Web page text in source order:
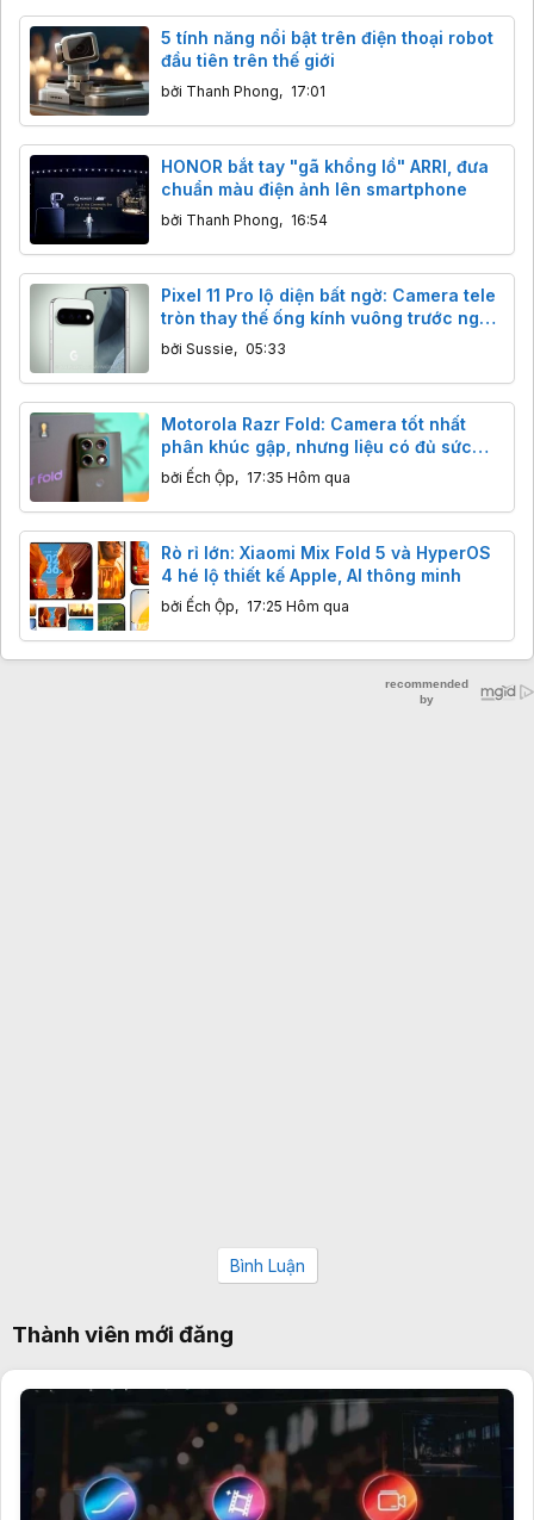
5 tính năng nổi bật trên điện thoại robot
đầu tiên trên thế giới
bởi Thanh Phong, 17:01
HONOR bắt tay "gã khổng lồ" ARRI, đưa
chuẩn màu điện ảnh lên smartphone
bởi Thanh Phong, 16:54
Pixel 11 Pro lộ diện bất ngờ: Camera tele
tròn thay thế ống kính vuông trước ngày
ra mắt.
bởi Sussie, 05:33
Motorola Razr Fold: Camera tốt nhất
phân khúc gập, nhưng liệu có đủ sức
đấu flagship?
bởi Ếch Ộp, 17:35 Hôm qua
Rò rỉ lớn: Xiaomi Mix Fold 5 và HyperOS
4 hé lộ thiết kế Apple, AI thông minh
bởi Ếch Ộp, 17:25 Hôm qua
Bình Luận
Thành viên mới đăng